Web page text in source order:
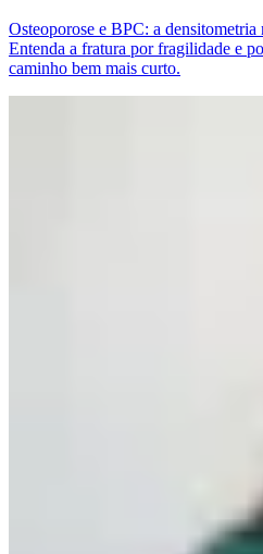
Osteoporose e BPC: a
Entenda a fratura por fragilidade e
caminho bem mais curto.